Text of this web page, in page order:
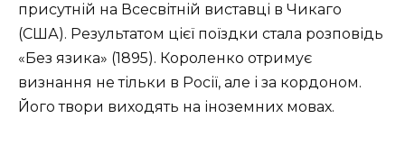
присутній на Всесвітній виставці в Чикаго
(США). Результатом цієї поїздки стала розповідь
«Без язика» (1895). Короленко отримує
визнання не тільки в Росії, але і за кордоном.
Його твори виходять на іноземних мовах.